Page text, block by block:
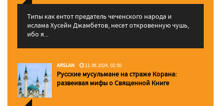
Типы как ентот предатель чеченского народа и
ислама Хусейн Джамбетов, несет откровенную чушь,
ибо я...
ARSLAN 11.06.2024, 02:50
Русские мусульмане на страже Корана:
pазвеивая мифы о Священной Книге